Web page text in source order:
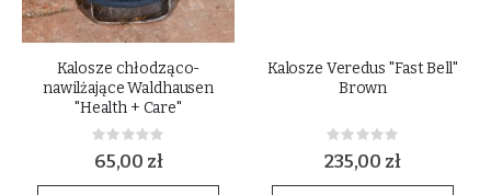
Kalosze chłodząco-
nawilżające Waldhausen
"Health + Care"
Rating:
0%
65,00 zł
Kalosze Veredus "Fast Bell"
Brown
Rating:
0%
235,00 zł